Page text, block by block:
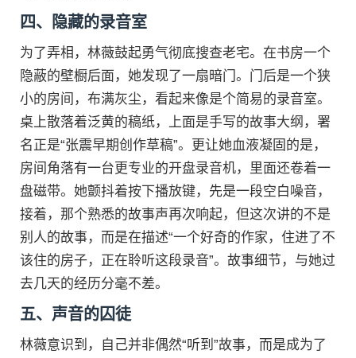
四、隐藏的录音室
为了弄相，林薇鼓起勇气彻底搜查老宅。在书房一个
隐蔽的壁橱后面，她发现了一扇暗门。门后是一个狭
小的房间，布满灰尘，看起来像是个简易的录音室。
桌上散落着泛黄的稿纸，上面是手写的故事大纲，署
名正是“张震早期创作草稿”。更让她血液凝固的是，
房间角落有一台更专业的开盘录音机，里面还卷着一
盘磁带。她颤抖着按下播放键，先是一段空白噪音，
接着，那个熟悉的故事声再次响起，但这次讲的不是
别人的故事，而是在描述“一个好奇的作家，住进了不
该住的房子，正在聆听这段录音”。故事细节，与她过
去几天的经历分毫不差。
五、声音的囚徒
林薇意识到，自己并非偶然“听到”故事，而是成为了